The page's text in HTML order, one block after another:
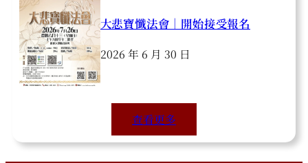
大悲寶懺法會｜開始接受報名
2026 年 6 月 30 日
查看更多